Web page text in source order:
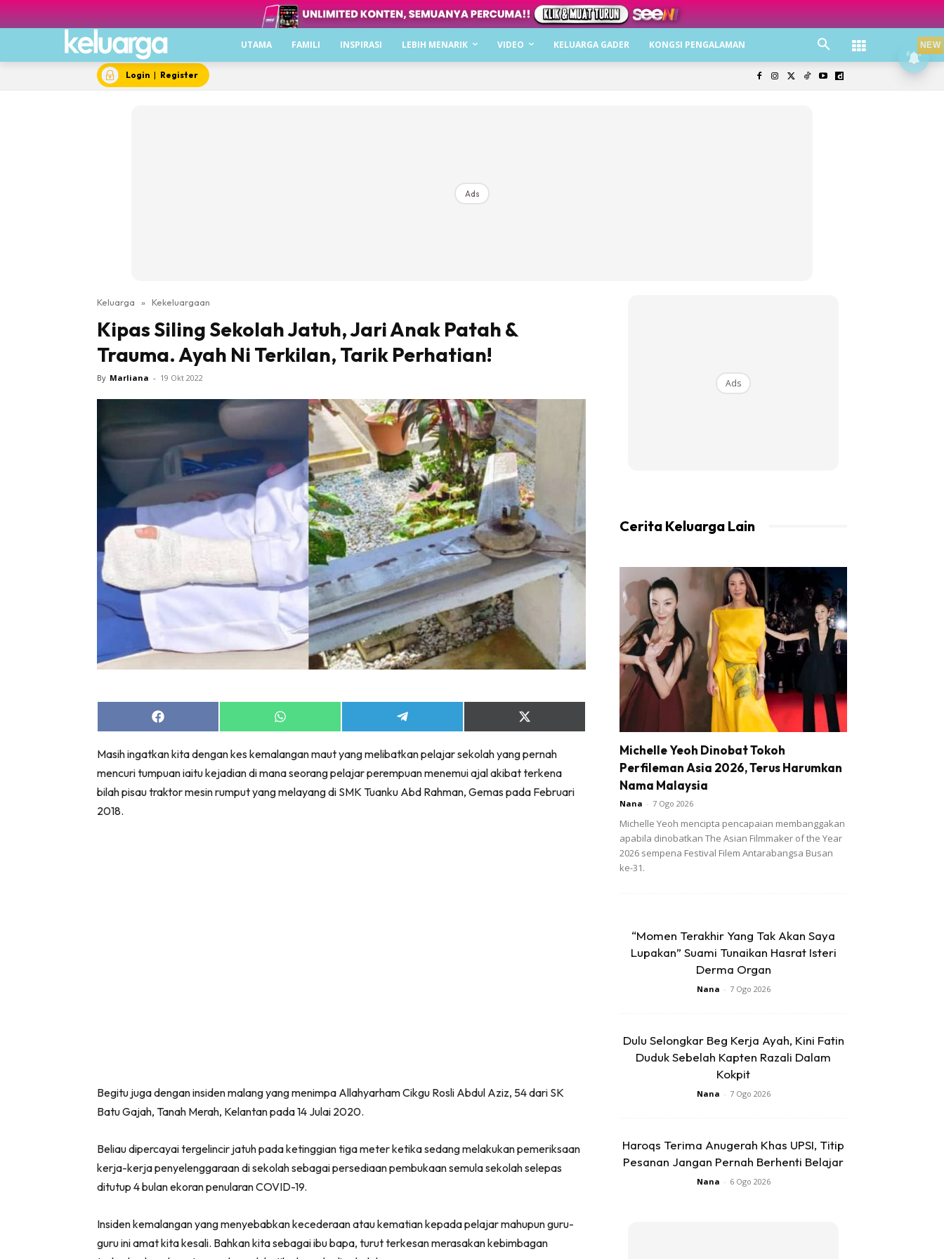
UTAMA FAMILI INSPIRASI LEBIH MENARIK VIDEO KELUARGA GADER KONGSI PENGALAMAN
Login | Register
Ads
Keluarga » Kekeluargaan
Kipas Siling Sekolah Jatuh, Jari Anak Patah &
Trauma. Ayah Ni Terkilan, Tarik Perhatian!
By Marliana - 19 Okt 2022
Share
on
Share
on
Share
on
Share
on
(Twitter)
Masih ingatkan kita dengan kes kemalangan maut yang melibatkan pelajar sekolah yang pernah
mencuri tumpuan iaitu kejadian di mana seorang pelajar perempuan menemui ajal akibat terkena
bilah pisau traktor mesin rumput yang melayang di SMK Tuanku Abd Rahman, Gemas pada Februari
2018.
Begitu juga dengan insiden malang yang menimpa Allahyarham Cikgu Rosli Abdul Aziz, 54 dari SK
Batu Gajah, Tanah Merah, Kelantan pada 14 Julai 2020.
Beliau dipercayai tergelincir jatuh pada ketinggian tiga meter ketika sedang melakukan pemeriksaan
kerja-kerja penyelenggaraan di sekolah sebagai persediaan pembukaan semula sekolah selepas
ditutup 4 bulan ekoran penularan COVID-19.
Insiden kemalangan yang menyebabkan kecederaan atau kematian kepada pelajar mahupun guru-
guru ini amat kita kesali. Bahkan kita sebagai ibu bapa, turut terkesan merasakan kebimbagan
Ads
Cerita Keluarga Lain
Michelle Yeoh Dinobat Tokoh
Perfileman Asia 2026, Terus Harumkan
Nama Malaysia
Nana - 7 Ogo 2026
Michelle Yeoh mencipta pencapaian membanggakan
apabila dinobatkan The Asian Filmmaker of the Year
2026 sempena Festival Filem Antarabangsa Busan
ke-31.
“Momen Terakhir Yang Tak Akan Saya
Lupakan” Suami Tunaikan Hasrat Isteri
Derma Organ
Nana - 7 Ogo 2026
Dulu Selongkar Beg Kerja Ayah, Kini Fatin
Duduk Sebelah Kapten Razali Dalam
Kokpit
Nana - 7 Ogo 2026
Haroqs Terima Anugerah Khas UPSI, Titip
Pesanan Jangan Pernah Berhenti Belajar
Nana - 6 Ogo 2026
NEW